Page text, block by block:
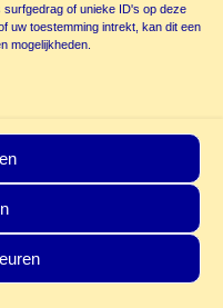
of unieke ID's op deze
uw toestemming intrekt, kan dit een
mogelijkheden.
site is beschermd door
Terms of Servicezijn van